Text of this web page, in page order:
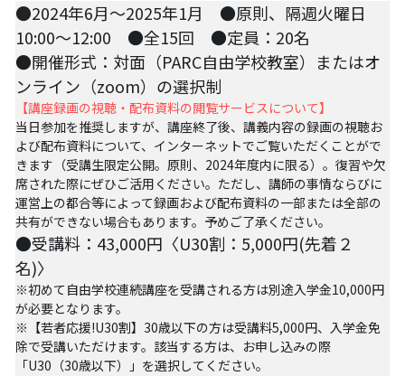
●2024年6月～2025年1月　●原則、隔週火曜日
10:00～12:00　●全15回　●定員：20名
●開催形式：対面（PARC自由学校教室）またはオ
ンライン（zoom）の選択制
【講座録画の視聴・配布資料の閲覧サービスについて】
当日参加を推奨しますが、講座終了後、講義内容の録画の視聴お
よび配布資料について、インターネットでご覧いただくことがで
きます（受講生限定公開。原則、2024年度内に限る）。復習や欠
席された際にぜひご活用ください。ただし、講師の事情ならびに
運営上の都合等によって録画および配布資料の一部または全部の
共有ができない場合もあります。予めご了承ください。
●受講料：43,000円〈U30割：5,000円(先着２
名)〉
※初めて自由学校連続講座を受講される方は別途入学金10,000円
が必要となります。
※【若者応援!U30割】30歳以下の方は受講料5,000円、入学金免
除で受講いただけます。該当する方は、お申し込みの際
「U30（30歳以下）」を選択してください。
11鎌田慧 時代を描く・ルポルタージュの現場か
ら
06農と食の民主主義を実践する
07アイヌ語講座
08ナワトル語講座
10ルイース英会話
アートをめぐるFWin関東
自主講座・ムトーさんと英文精読
TP翻訳チーム専用越境受講申し込み